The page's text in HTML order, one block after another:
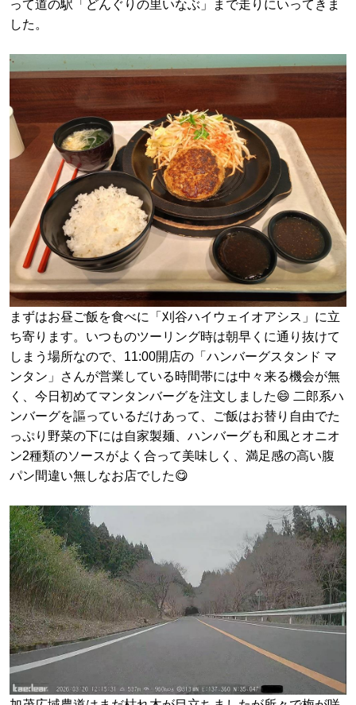
って道の駅「どんぐりの里いなぶ」まで走りにいってきま
した。
まずはお昼ご飯を食べに「刈谷ハイウェイオアシス」に立
ち寄ります。いつものツーリング時は朝早くに通り抜けて
しまう場所なので、11:00開店の「ハンバーグスタンド マ
ンタン」さんが営業している時間帯には中々来る機会が無
く、今日初めてマンタンバーグを注文しました😄 二郎系ハ
ンバーグを謳っているだけあって、ご飯はお替り自由でた
っぷり野菜の下には自家製麺、ハンバーグも和風とオニオ
ン2種類のソースがよく合って美味しく、満足感の高い腹
パン間違い無しなお店でした😋